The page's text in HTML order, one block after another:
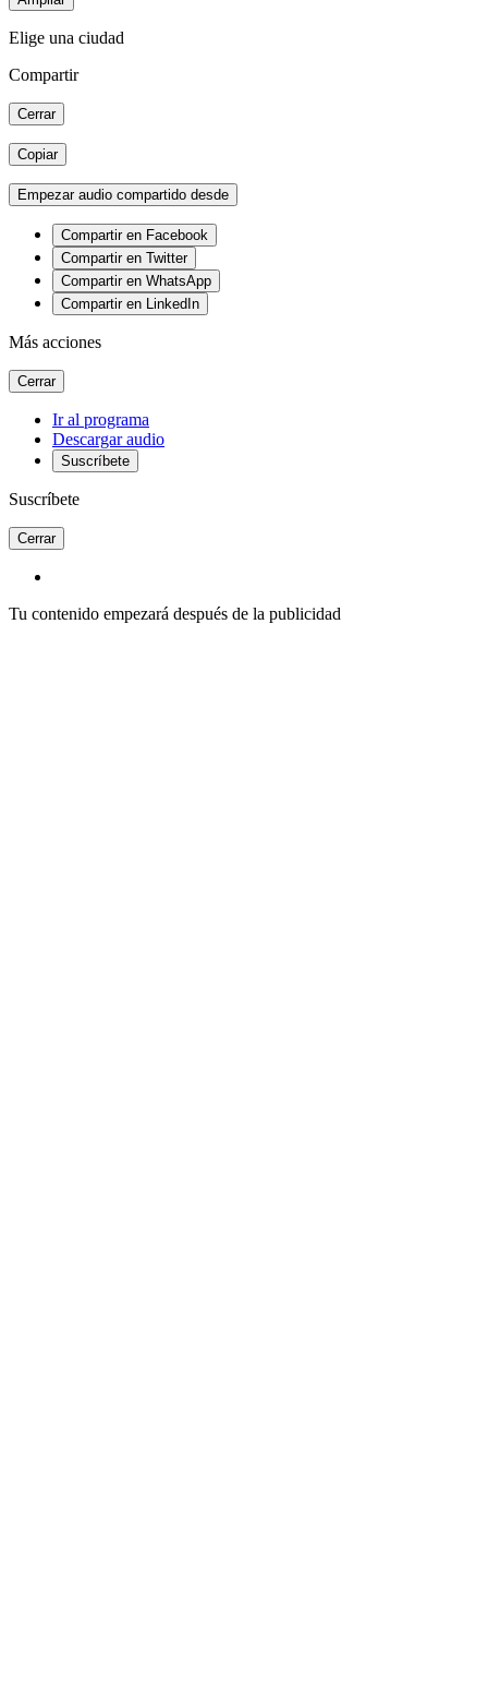
Elige una ciudad
Compartir
Cerrar
Copiar
Empezar audio compartido desde
Compartir en Facebook
Compartir en Twitter
Compartir en WhatsApp
Compartir en LinkedIn
Más acciones
Cerrar
Ir al programa
Descargar audio
Suscríbete
Suscríbete
Cerrar
Tu contenido empezará después de la publicidad